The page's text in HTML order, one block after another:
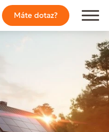
Máte dotaz?